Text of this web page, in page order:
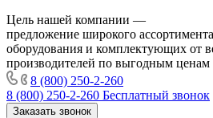
Цель нашей компании —
предложение широкого
оборудования и комплектующих от
производителей по выгодным ценам
8 (800) 250-2-260
8 (800) 250-2-260 Бесплатный звонок
Заказать звонок